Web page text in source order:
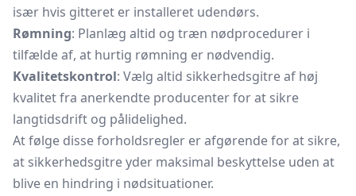
især hvis gitteret er installeret udendørs.
Rømning: Planlæg altid og træn nødprocedurer i
tilfælde af, at hurtig rømning er nødvendig.
Kvalitetskontrol: Vælg altid sikkerhedsgitre af høj
kvalitet fra anerkendte producenter for at sikre
langtidsdrift og pålidelighed.
At følge disse forholdsregler er afgørende for at sikre,
at sikkerhedsgitre yder maksimal beskyttelse uden at
blive en hindring i nødsituationer.